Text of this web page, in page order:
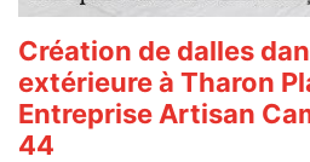
Création de dalles
extérieure à Tharon
Entreprise Artisan
44